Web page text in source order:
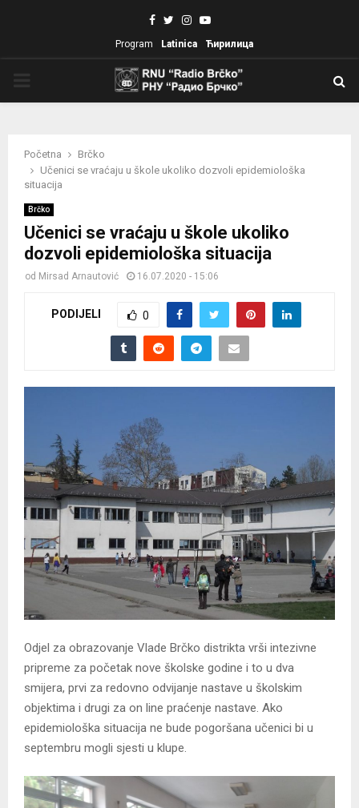
Facebook
TwitterInstagram
Youtube
Program Latinica Ћирилица
Početna
Brčko
Učenici se vraćaju u škole ukoliko dozvoli epidemiološka
situacija
Brčko
Učenici se vraćaju u škole ukoliko
dozvoli epidemiološka situacija
od Mirsad Arnautović 16.07.2020 - 15:06
PODIJELI 0
Odjel za obrazovanje Vlade Brčko distrikta vrši intezivne
pripreme za početak nove školske godine i to u dva
smijera, prvi za redovno odvijanje nastave u školskim
objektima i drugi za on line praćenje nastave. Ako
epidemiološka situacija ne bude pogoršana učenici bi u
septembru mogli sjesti u klupe.